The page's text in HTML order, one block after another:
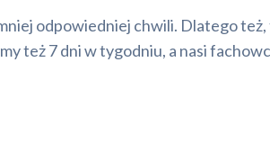
odpowiedniej chwili. Dlatego
też 7 dni w tygodniu, a nasi